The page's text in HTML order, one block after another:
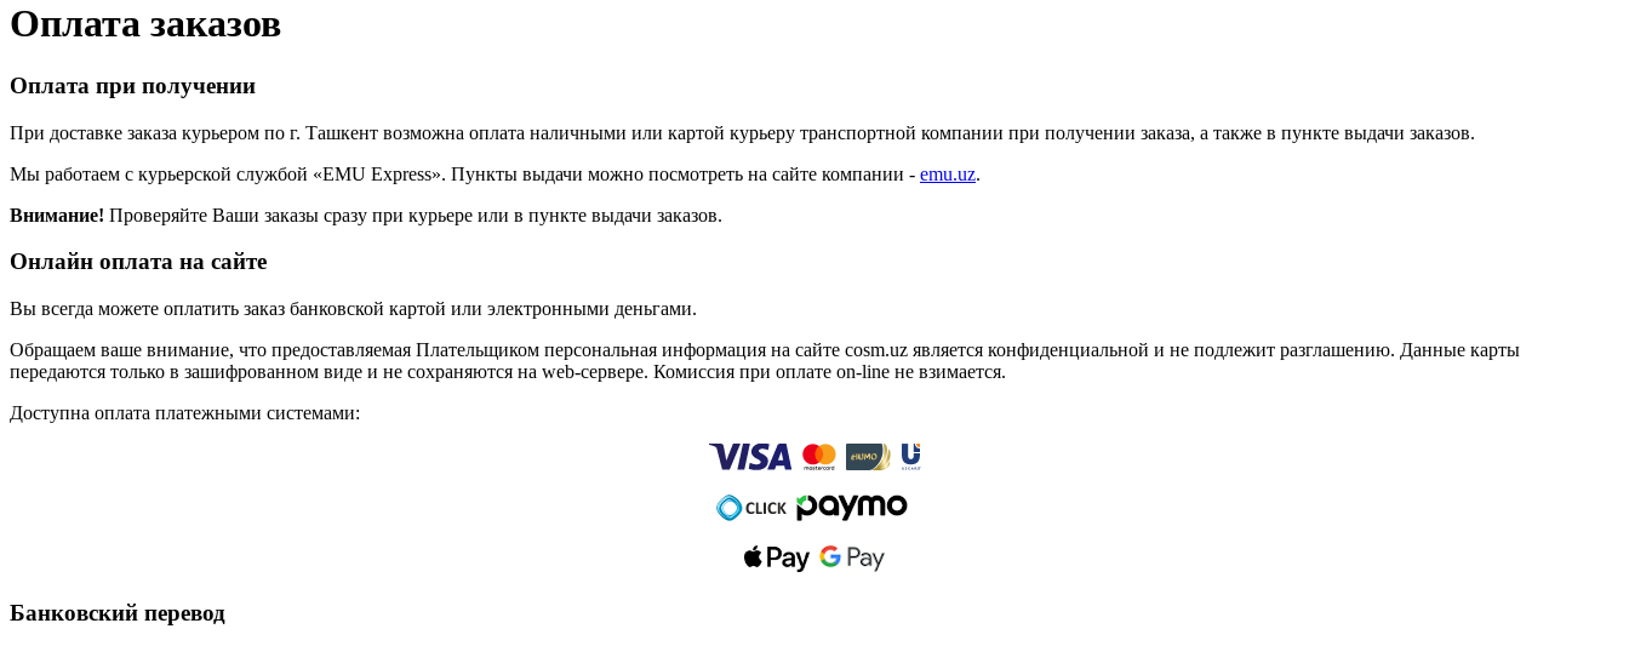
Оплата заказов
Оплата при получении
При доставке заказа курьером по г. Ташкент возможна оплата наличными или картой курьеру транспортной компании при получении заказа, а также в пункте выдачи заказов.
Мы работаем с курьерской службой «EMU Express». Пункты выдачи можно посмотреть на сайте компании - emu.uz.
Внимание! Проверяйте Ваши заказы сразу при курьере или в пункте выдачи заказов.
Онлайн оплата на сайте
Вы всегда можете оплатить заказ банковской картой или электронными деньгами.
Обращаем ваше внимание, что предоставляемая Плательщиком персональная информация на сайте cosm.uz является конфиденциальной и не подлежит разглашению. Данные карты
передаются только в зашифрованном виде и не сохраняются на web-сервере. Комиссия при оплате on-line не взимается.
Доступна оплата платежными системами:
Банковский перевод